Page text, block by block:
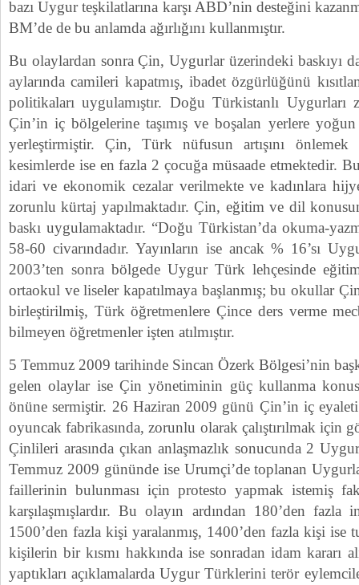
bazı Uygur teşkilatlarına karşı ABD’nin desteğini
BM’de de bu anlamda ağırlığını kullanmıştır.
Bu olaylardan sonra Çin, Uygurlar üzerindeki baskıyı
aylarında camileri kapatmış, ibadet özgürlüğünü
politikaları uygulamıştır. Doğu Türkistanlı Uygurları
Çin’in iç bölgelerine taşımış ve boşalan yerlere
yerleştirmiştir. Çin, Türk nüfusun artışını
kesimlerde ise en fazla 2 çocuğa müsaade etmektedir.
idari ve ekonomik cezalar verilmekte ve kadınlara
zorunlu kürtaj yapılmaktadır. Çin, eğitim ve dil
baskı uygulamaktadır. “Doğu Türkistan’da okuma-
58-60 civarındadır. Yayınların ise ancak % 16’sı
2003’ten sonra bölgede Uygur Türk lehçesinde
ortaokul ve liseler kapatılmaya başlanmış; bu okullar
birleştirilmiş, Türk öğretmenlere Çince ders verme
bilmeyen öğretmenler işten atılmıştır.
5 Temmuz 2009 tarihinde Sincan Özerk Bölgesi’nin
gelen olaylar ise Çin yönetiminin güç kullanma
önüne sermiştir. 26 Haziran 2009 günü Çin’in iç
oyuncak fabrikasında, zorunlu olarak çalıştırılmak için
Çinlileri arasında çıkan anlaşmazlık sonucunda 2
Temmuz 2009 gününde ise Urumçi’de toplanan
faillerinin bulunması için protesto yapmak istemiş
karşılaşmışlardır. Bu olayın ardından 180’den fazla
1500’den fazla kişi yaralanmış, 1400’den fazla kişi ise
kişilerin bir kısmı hakkında ise sonradan idam kararı
yaptıkları açıklamalarda Uygur Türklerini terör